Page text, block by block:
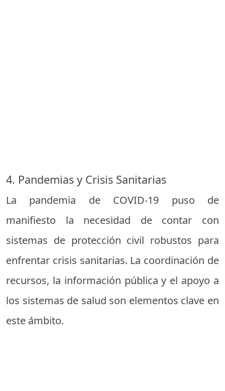
4. Pandemias y Crisis Sanitarias
La pandemia de COVID-19 puso de
manifiesto la necesidad de contar con
sistemas de protección civil robustos para
enfrentar crisis sanitarias. La coordinación de
recursos, la información pública y el apoyo a
los sistemas de salud son elementos clave en
este ámbito.